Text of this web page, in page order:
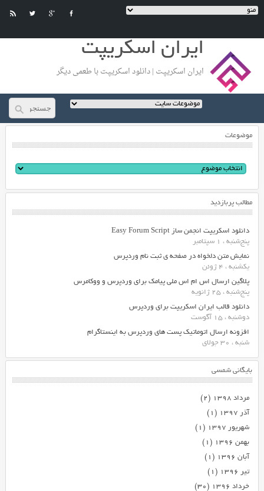
ایران اسکریپت
ایران اسکریپت | دانلود اسکریپت با طعمی دیگر
موضوعات
مطالب پربازدید
دانلود اسکریپت انجمن ساز Easy Forum Script
پنج‌شنبه ، 1 سپتامبر
نمایش متن دلخواه در صفحه ی ثبت نام وردپرس
یکشنبه ، 4 ژوئن
پلاگین ارسال اس ام اس ملی پیامک برای وردپرس و ووکامرس
پنج‌شنبه ، 25 ژانویه
دانلود قالب ایران اسکریپت برای وردپرس
دوشنبه ، 15 آگوست
افزونه ارسال اتوماتیک پست های وردپرس به اینستاگرام
شنبه ، 30 جولای
بایگانی شمسی
مرداد ۱۳۹۸
(۲)
آذر ۱۳۹۷
(۱)
شهریور ۱۳۹۷
(۱)
بهمن ۱۳۹۶
(۱)
آبان ۱۳۹۶
(۱)
تیر ۱۳۹۶
(۱)
خرداد ۱۳۹۶
(۳۰)